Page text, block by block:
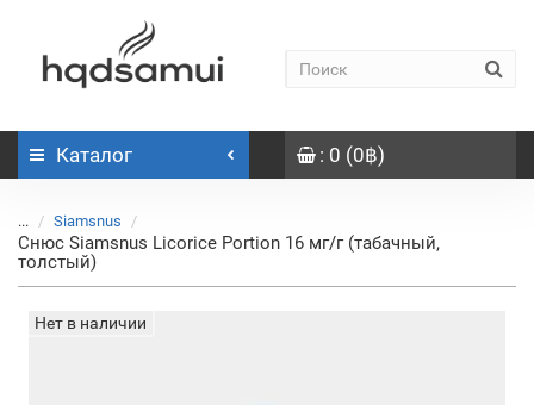
Каталог : 0 (0฿)
... Siamsnus
Снюс Siamsnus Licorice Portion 16 мг/г (табачный,
толстый)
Нет в наличии